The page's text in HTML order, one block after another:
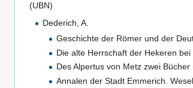
(UBN)
Dederich, A.
Geschichte der Römer und der
Die alte Herrschaft der Hekeren
Des Alpertus von Metz zwei
Annalen der Stadt Emmerich.